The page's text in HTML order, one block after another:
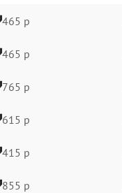
465 р
465 р
765 р
615 р
415 р
855 р